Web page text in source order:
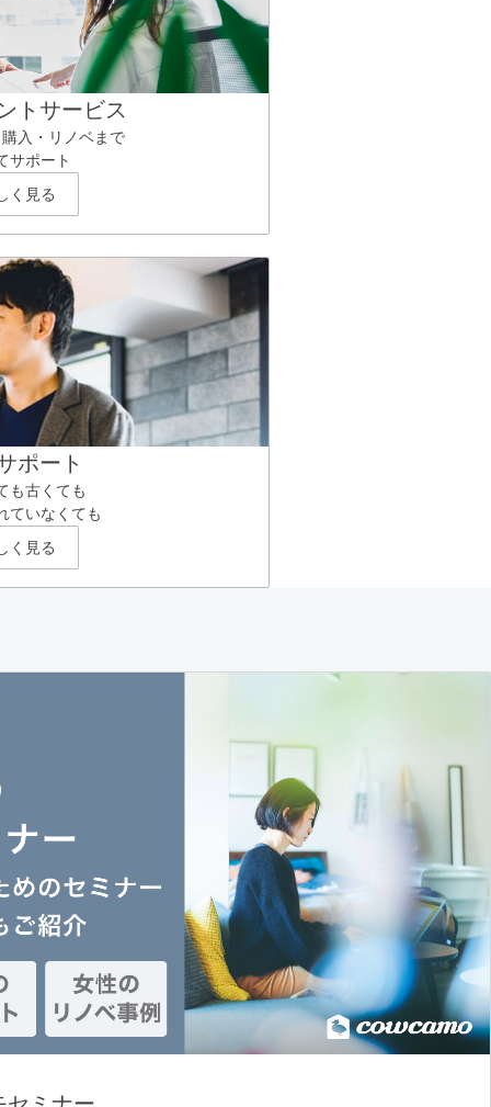
トサービス
入・リノベまで
サポート
く見る
ポート
も古くても
ていなくても
く見る